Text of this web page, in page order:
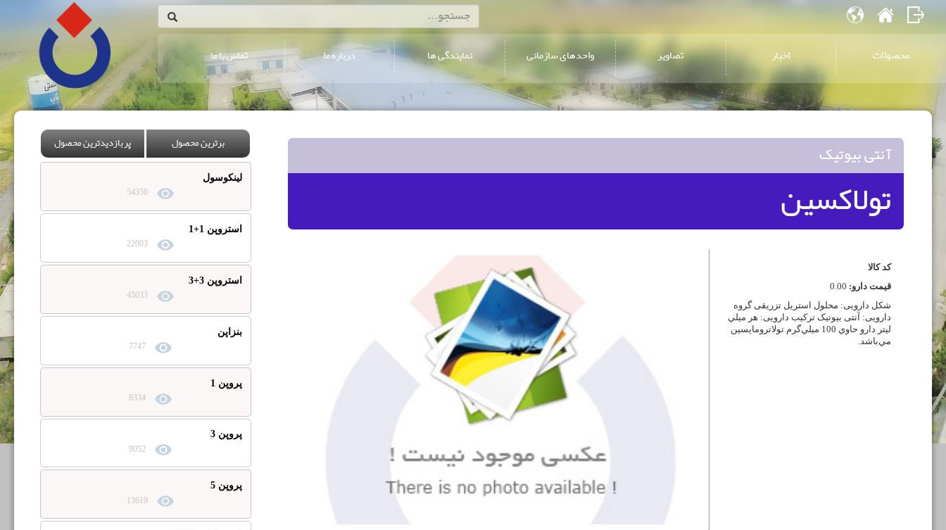
محصولات اخبار تصاویر واحدهای سازمانی نمایندگی ها درباره ما تماس با ما
آنتی بیوتیک
تولاکسین
کد کالا
قیمت دارو:
شکل دارویی: محلول استریل تزریقی گروه
دارویی: آنتی بیوتیک ترکیب دارویی: هر ميلي
ليتر دارو حاوي 100 ميلي‌گرم تولاترومایسین
مي‌باشد.
برترین محصول پربازدیدترین محصول
لینکوسول
54350
استروپن 1+1
22003
استروپن 3+3
45033
بنزاپن
7747
پروپن 1
8334
پروپن 3
9052
پروپن 5
13619